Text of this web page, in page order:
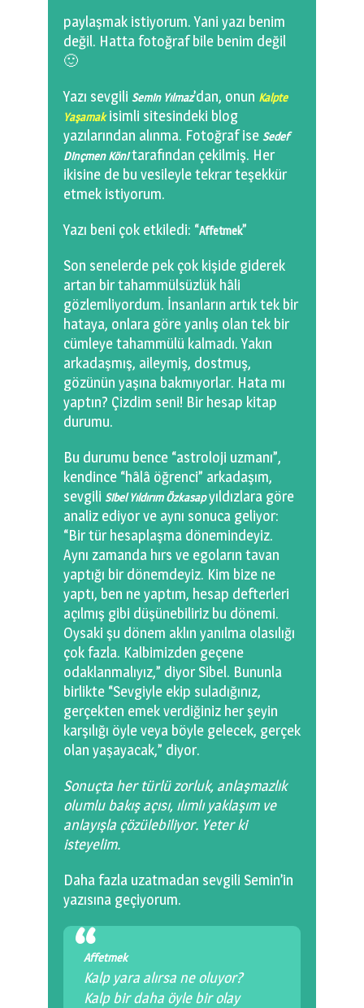
Filmlerimiz
Hadi Bize Yazın
paylaşmak istiyorum. Yani yazı benim
değil. Hatta fotoğraf bile benim değil
🙂
Yazı sevgili Semin Yılmaz’dan, onun Kalpte
Yaşamak isimli sitesindeki blog
yazılarından alınma. Fotoğraf ise Sedef
Dinçmen Könitarafından çekilmiş. Her
ikisine de bu vesileyle tekrar teşekkür
etmek istiyorum.
Yazı beni çok etkiledi: “Affetmek”
Son senelerde pek çok kişide giderek
artan bir tahammülsüzlük hâli
gözlemliyordum. İnsanların artık tek bir
hataya, onlara göre yanlış olan tek bir
cümleye tahammülü kalmadı. Yakın
arkadaşmış, aileymiş, dostmuş,
gözünün yaşına bakmıyorlar. Hata mı
yaptın? Çizdim seni! Bir hesap kitap
durumu.
Bu durumu bence “astroloji uzmanı”,
kendince “hâlâ öğrenci” arkadaşım,
sevgili Sibel Yıldırım Özkasapyıldızlara göre
analiz ediyor ve aynı sonuca geliyor:
“Bir tür hesaplaşma dönemindeyiz.
Aynı zamanda hırs ve egoların tavan
yaptığı bir dönemdeyiz. Kim bize ne
yaptı, ben ne yaptım, hesap defterleri
açılmış gibi düşünebiliriz bu dönemi.
Oysaki şu dönem aklın yanılma olasılığı
çok fazla. Kalbimizden geçene
odaklanmalıyız,” diyor Sibel. Bununla
birlikte “Sevgiyle ekip suladığınız,
gerçekten emek verdiğiniz her şeyin
karşılığı öyle veya böyle gelecek, gerçek
olan yaşayacak,” diyor.
Sonuçta her türlü zorluk, anlaşmazlık
olumlu bakış açısı, ılımlı yaklaşım ve
anlayışla çözülebiliyor. Yeter ki
isteyelim.
Daha fazla uzatmadan sevgili Semin’in
yazısına geçiyorum.
Affetmek
Kalp yara alırsa ne oluyor?
Kalp bir daha öyle bir olay